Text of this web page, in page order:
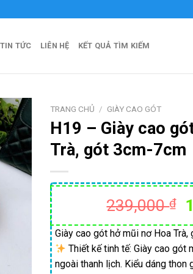
TIN TỨC LIÊN HỆ KẾT QUẢ TÌM KIẾM
TRANG CHỦ / GIÀY CAO GÓT
H19 – Giày cao
Trà, gót 3cm-7cm
239,000₫
Giày cao gót hở mũi nơ Hoa
Thiết kế tinh tế: Giày cao gót
ngoài thanh lịch. Kiểu dáng thon